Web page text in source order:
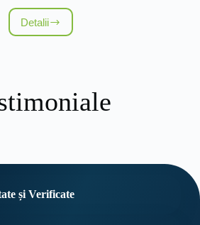
DetaliiProiect
eolian
și Verificate